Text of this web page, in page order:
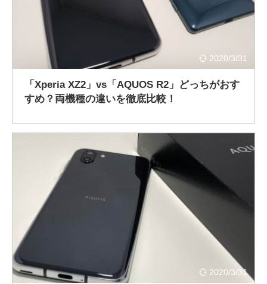
2020/3/31
「Xperia XZ2」vs「AQUOS R2」どっちがおす
すめ？両機種の違いを徹底比較！
2020/3/31